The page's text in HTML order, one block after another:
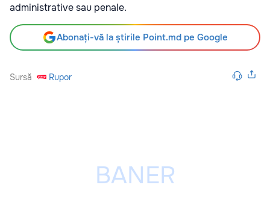
administrative sau penale.
Abonați-vă la știrile Point.md pe Google
Sursă Rupor